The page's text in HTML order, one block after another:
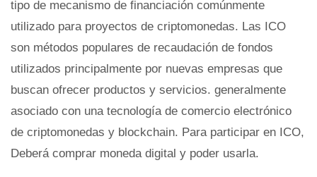
tipo de mecanismo de financiación comúnmente
utilizado para proyectos de criptomonedas. Las ICO
son métodos populares de recaudación de fondos
utilizados principalmente por nuevas empresas que
buscan ofrecer productos y servicios. generalmente
asociado con una tecnología de comercio electrónico
de criptomonedas y blockchain. Para participar en ICO,
Deberá comprar moneda digital y poder usarla.